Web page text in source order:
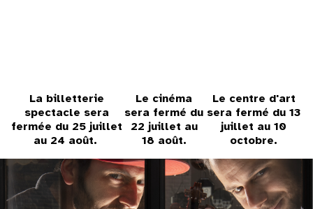
La billetterie
spectacle sera
fermée du 25 juillet
au 24 août.
Le cinéma
sera fermé du
22 juillet au
18 août.
Le centre d'art
sera fermé du 13
juillet au 10
octobre.
24 25 26 27 28 29 30
31
au cinéma